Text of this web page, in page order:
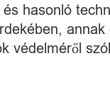
hasonló
védelméről